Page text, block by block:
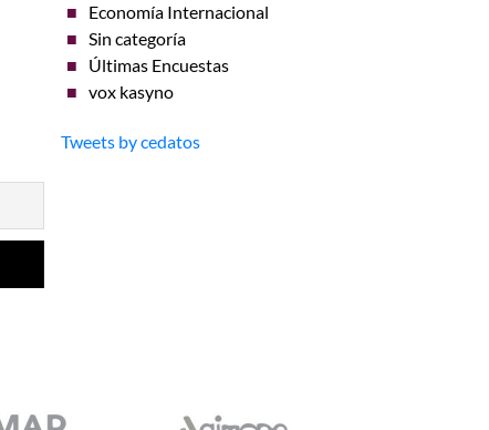
Economía Internacional
Sin categoría
Últimas Encuestas
vox kasyno
Tweets by cedatos